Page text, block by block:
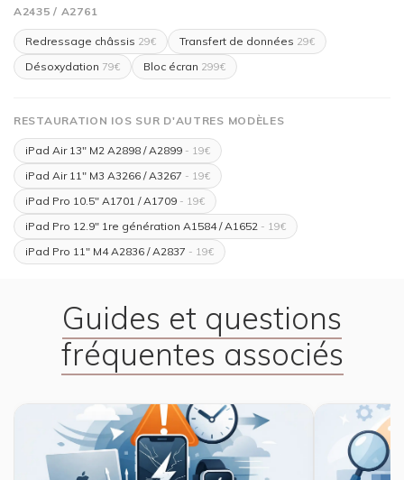
A2435 / A2761
Redressage châssis 29€ Transfert de données 29€
Désoxydation 79€ Bloc écran 299€
RESTAURATION IOS SUR D'AUTRES MODÈLES
iPad Air 13" M2 A2898 / A2899 - 19€
iPad Air 11" M3 A3266 / A3267 - 19€
iPad Pro 10.5" A1701 / A1709 - 19€
iPad Pro 12.9" 1re génération A1584 / A1652 - 19€
iPad Pro 11" M4 A2836 / A2837 - 19€
Guides et questions
fréquentes associés